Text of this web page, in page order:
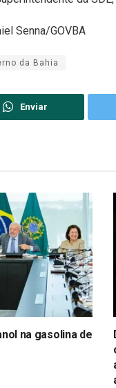
Senna/GOVBA
da Bahia
Enviar
na gasolina de